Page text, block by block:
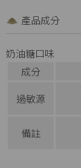
產品成分
奶油糖口味
成分
過敏源
備註